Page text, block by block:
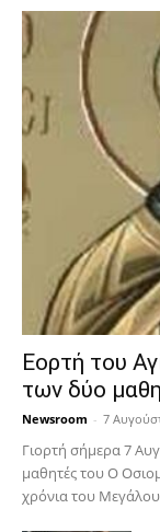
Εορτή του
των δύο
Newsroom - 7
Γιορτή σήμερα 7
μαθητές του Ο
χρόνια του